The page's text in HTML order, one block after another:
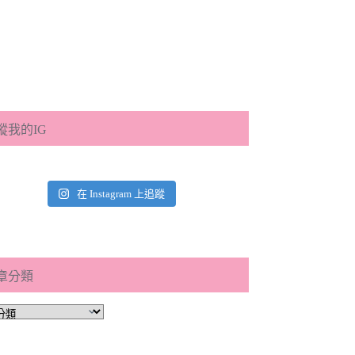
我的IG
在 Instagram 上追蹤
分類